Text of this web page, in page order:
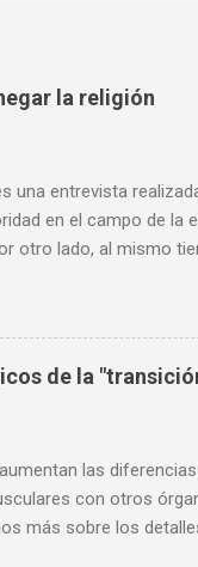
la religión
una entrevista
en el campo de la
otro lado, al mismo
este ateísmo no se
a descartar o
muchas de sus
Dado el reciente
de la
las
con otros
más sobre los